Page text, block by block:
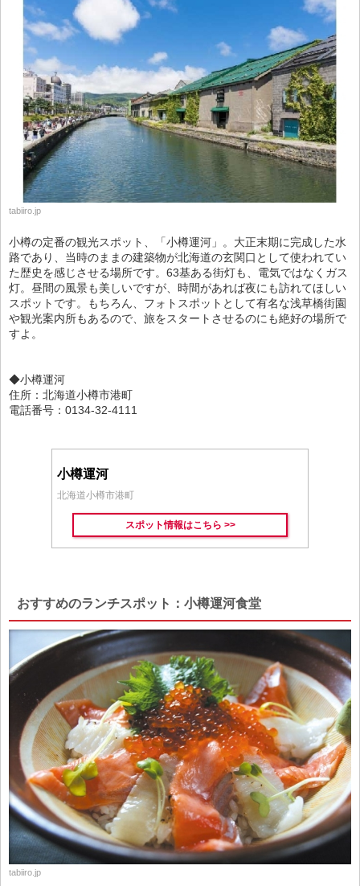
tabiiro.jp
小樽の定番の観光スポット、「小樽運河」。大正末期に完成した水
路であり、当時のままの建築物が北海道の玄関口として使われてい
た歴史を感じさせる場所です。63基ある街灯も、電気ではなくガス
灯。昼間の風景も美しいですが、時間があれば夜にも訪れてほしい
スポットです。もちろん、フォトスポットとして有名な浅草橋街園
や観光案内所もあるので、旅をスタートさせるのにも絶好の場所で
すよ。
◆小樽運河
住所：北海道小樽市港町
電話番号：0134-32-4111
小樽運河
北海道小樽市港町
スポット情報はこちら >>
おすすめのランチスポット：小樽運河食堂
tabiiro.jp